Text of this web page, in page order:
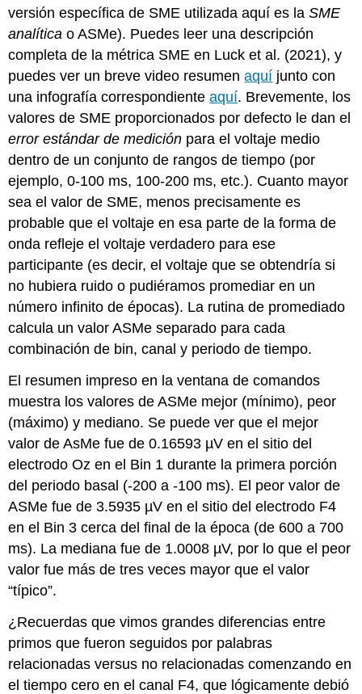
versión específica de SME utilizada aquí es laSME
analítica o ASMe). Puedes leer una descripción
completa de la métrica SME en Luck et al. (2021), y
puedes ver un breve video resumenaquí junto con
una infografía correspondienteaquí. Brevemente, los
valores de SME proporcionados por defecto le dan el
error estándar de medición para el voltaje medio
dentro de un conjunto de rangos de tiempo (por
ejemplo, 0-100 ms, 100-200 ms, etc.). Cuanto mayor
sea el valor de SME, menos precisamente es
probable que el voltaje en esa parte de la forma de
onda refleje el voltaje verdadero para ese
participante (es decir, el voltaje que se obtendría si
no hubiera ruido o pudiéramos promediar en un
número infinito de épocas). La rutina de promediado
calcula un valor ASMe separado para cada
combinación de bin, canal y periodo de tiempo.
El resumen impreso en la ventana de comandos
muestra los valores de ASMe mejor (mínimo), peor
(máximo) y mediano. Se puede ver que el mejor
valor de AsMe fue de 0.16593 µV en el sitio del
electrodo Oz en el Bin 1 durante la primera porción
del periodo basal (-200 a -100 ms). El peor valor de
ASMe fue de 3.5935 µV en el sitio del electrodo F4
en el Bin 3 cerca del final de la época (de 600 a 700
ms). La mediana fue de 1.0008 µV, por lo que el peor
valor fue más de tres veces mayor que el valor
“típico”.
¿Recuerdas que vimos grandes diferencias entre
primos que fueron seguidos por palabras
relacionadas versus no relacionadas comenzando en
el tiempo cero en el canal F4, que lógicamente debió